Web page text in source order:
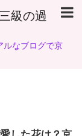
級の過
ルなブログで京